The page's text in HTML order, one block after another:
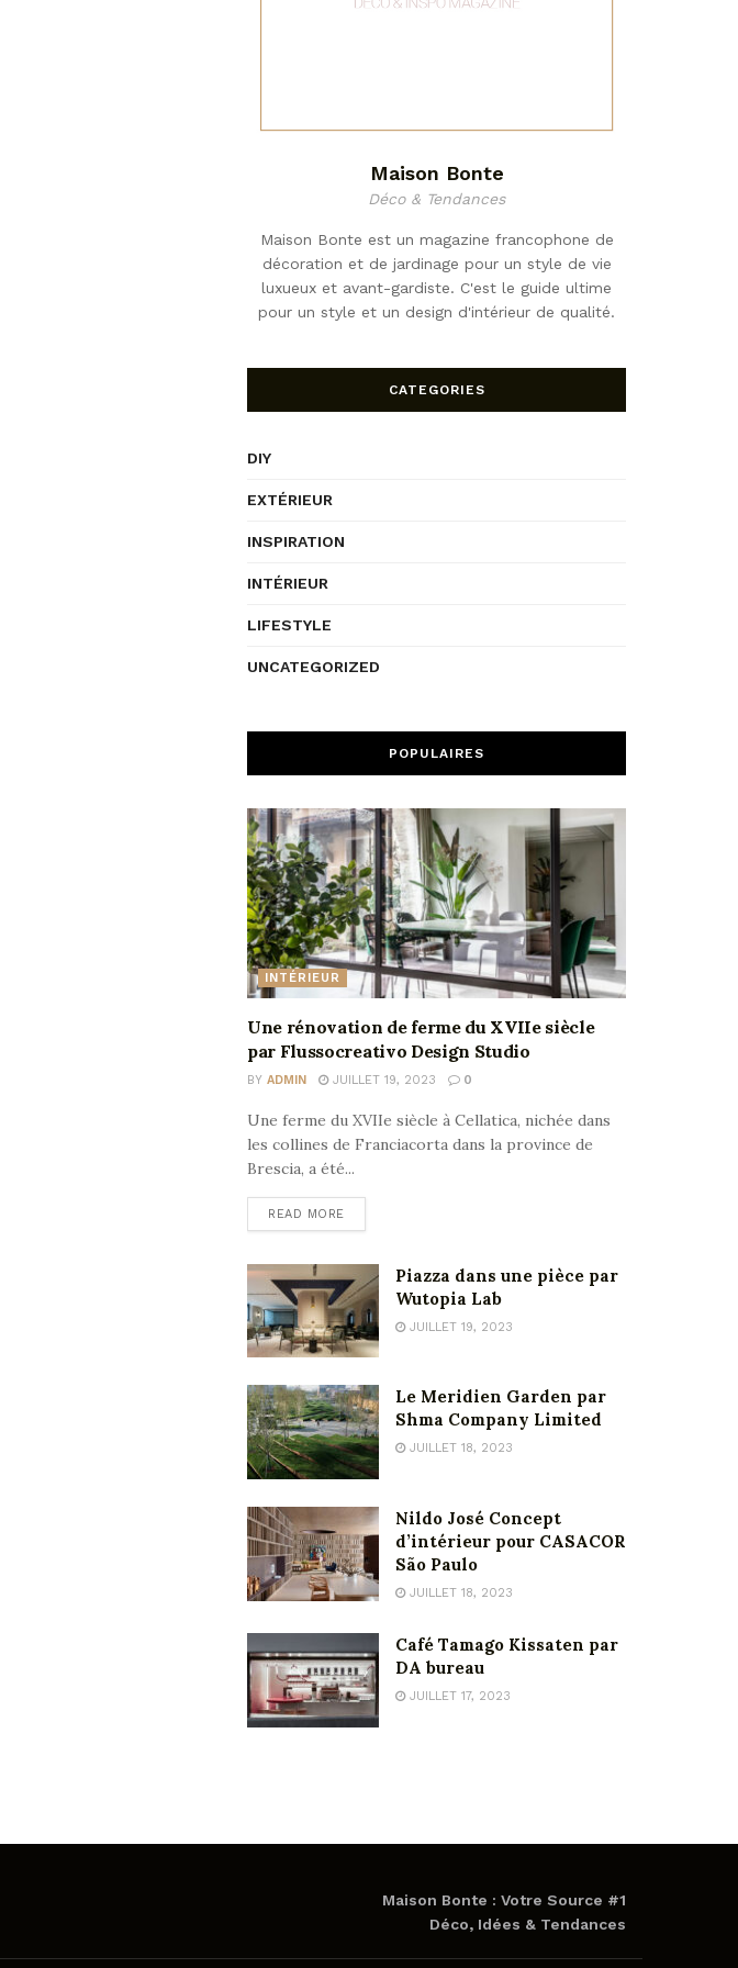
Maison Bonte
Déco & Tendances
Maison Bonte est un magazine francophone de
décoration et de jardinage pour un style de vie
luxueux et avant-gardiste. C'est le guide ultime
pour un style et un design d'intérieur de qualité.
CATEGORIES
DIY
EXTÉRIEUR
INSPIRATION
INTÉRIEUR
LIFESTYLE
UNCATEGORIZED
POPULAIRES
INTÉRIEUR
Une rénovation de ferme du XVIIe siècle
par Flussocreativo Design Studio
BY ADMIN JUILLET 19, 2023 0
Une ferme du XVIIe siècle à Cellatica, nichée dans
les collines de Franciacorta dans la province de
Brescia, a été...
READ MORE
Piazza dans une pièce par
Wutopia Lab
JUILLET 19, 2023
Le Meridien Garden par
Shma Company Limited
JUILLET 18, 2023
Nildo José Concept
d’intérieur pour CASACOR
São Paulo
JUILLET 18, 2023
Café Tamago Kissaten par
DA bureau
JUILLET 17, 2023
Maison Bonte : Votre Source #1
Déco, Idées & Tendances